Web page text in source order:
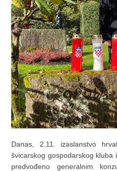
Danas, 2.11. izaslanstvo
švicarskog gospodarskog kluba
predvođeno generalnim